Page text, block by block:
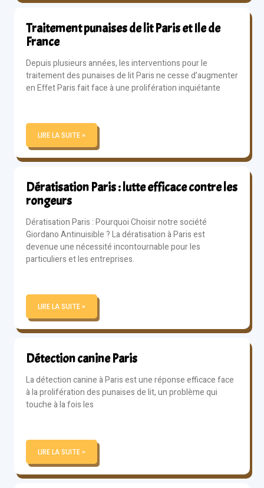
Traitement punaises de lit Paris et Ile de
France
Depuis plusieurs années, les interventions pour le
traitement des punaises de lit Paris ne cesse d’augmenter
en Effet Paris fait face à une prolifération inquiétante
LIRE LA SUITE »
Dératisation Paris : lutte efficace contre les
rongeurs
Dératisation Paris : Pourquoi Choisir notre société
Giordano Antinuisible ? La dératisation à Paris est
devenue une nécessité incontournable pour les
particuliers et les entreprises.
LIRE LA SUITE »
Détection canine Paris
La détection canine à Paris est une réponse efficace face
à la prolifération des punaises de lit, un problème qui
touche à la fois les
LIRE LA SUITE »